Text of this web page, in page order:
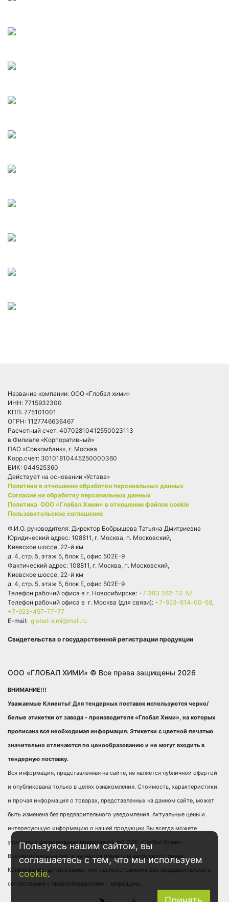
Название компании: ООО «Глобал хими»
ИНН: 7715932300
КПП: 775101001
ОГРН: 1127746636467
Расчетный счет: 40702810412550023113
в Филиале «Корпоративный»
ПАО «Совкомбанк», г. Москва
Корр.счет: 30101810445250000360
БИК: 044525360
Действует на основании «Устава»
Политика в отношении обработки персональных данных
Согласие на обработку персональных данных
Политика ООО «Глобал Хими» в отношении файлов cookie
Пользовательское соглашение
Ф.И.О. руководителя: Директор Бобрышева Татьяна Дмитриевна
Юридический адрес: 108811, г. Москва, п. Московский,
Киевское шоссе, 22-й км
д. 4, стр. 5, этаж 5, блок Е, офис 502Е-9
Фактический адрес: 108811, г. Москва, п. Московский,
Киевское шоссе, 22-й км
д. 4, стр. 5, этаж 5, блок Е, офис 502Е-9
Телефон рабочий офиса в г. Новосибирске: +7 383 362-13-57
Телефон рабочий офиса в г. Москва (для связи): +7-923-614-00-58,
+7-923-497-77-77
E-mail: global-ximi@mail.ru
Свидетельства о государственной регистрации продукции
ООО «ГЛОБАЛ ХИМИ» © Все права защищены 2026
ВНИМАНИЕ!!!
Уважаемые Клиенты! Для тендерных поставок используются черно/
белые этикетки от завода - производителя «Глобал Хими», на которых
прописана вся необходимая информация. Этикетки с цветной печатью
значительно отличаются по ценообразованию и не могут входить в
тендерную поставку.
Вся информация, представленная на сайте, не является публичной офертой
и опубликована только в целях ознакомления. Стоимость, характеристики
и прочая информация о товарах, представленных на данном сайте, может
быть изменена без предварительного уведомления. Актуальные цены и
интересующую информацию о нашей продукции Вы всегда можете
уточнить у региональных представителей ООО «Глобал Хими».
Все материалы на сайте являются объектом авторского права.
Копирование, цитирование, или распространение без предварительного
согласования с правообладателем – запрещены.
Пользуясь нашим сайтом, вы
соглашаетесь с тем, что мы используем
cookie.